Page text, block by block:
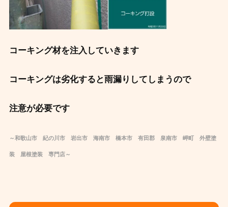
コーキング材を注入していきます
コーキングは劣化すると雨漏りしてしまうので
注意が必要です
～和歌山市 紀の川市 岩出市 海南市 橋本市 有田郡 泉南市 岬町 外壁塗
装 屋根塗装 専門店～